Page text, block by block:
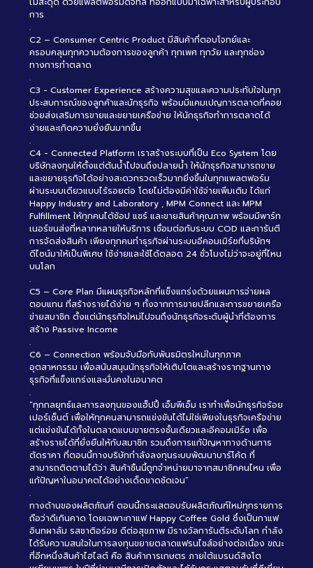
การ
.
C2 – Consumer Centric Product มีสินค้าที่ตอบโจทย์และ
ครอบคลุมทุกความต้องการของลูกค้า ทุกเพศ ทุกวัย และทุกช่อง
ทางการทำตลาด
.
C3 - Customer Experience สร้างความสุขและความประทับใจในทุก
ประสบการณ์ของลูกค้าและนักธุรกิจ พร้อมมีแคมเปญการตลาดที่คอย
ช่วยส่งเสริมการขายและขยายเครือข่าย ให้นักธุรกิจทำการตลาดได้
ง่ายและเกิดความยั่งยืนมากขึ้น
.
C4 - Connected Platform เราสร้างระบบที่เป็น Eco System โดย
บริษัทลงทุนให้ตั้งแต่ต้นน้ำไปจนถึงปลายน้ำ ให้นักธุรกิจสามารถขาย
และขยายธุรกิจได้อย่างสะดวกรวดเร็วมากยิ่งขึ้นในทุกแพลตฟอร์ม
ผ่านระบบเดียวแบบไร้รอยต่อ โดยไม่ต้องมีค่าใช้จ่ายเพิ่มเติม ได้แก่
Happy Industry and Laboratory , MPM Connect และ MPM
Fulfillment ให้ทุกคนได้ช้อป แชร์ และขายสินค้าคุณภาพ พร้อมมีพาร์ท
เนอร์ขนส่งที่หลากหลายให้บริการ เชื่อมต่อกับระบบ COD และการันตี
การจัดส่งสินค้า เพียงทุกคนทำธุรกิจผ่านระบบอีคอมเมิร์ซที่บริษัทฯ
ดีไซน์มาให้เป็นพิเศษ ใช้ง่ายและใช้ได้ตลอด 24 ชั่วโมงไม่ว่าจะอยู่ที่ไหน
บนโลก
.
C5 – Core Plan มีแผนธุรกิจหลักที่แข็งแกร่งด้วยแผนการจ่ายผล
ตอบแทน ที่สร้างรายได้ง่าย ๆ ทั้งจากการขายปลีกและการขยายเครือ
ข่ายสมาชิก ตั้งแต่นักธุรกิจใหม่ไปจนถึงนักธุรกิจระดับผู้นำที่ต้องการ
สร้าง Passive Income
.
C6 – Connection พร้อมจับมือกับพันธมิตรใหม่ในทุกภาค
อุตสาหกรรม เพื่อสนับสนุนนักธุรกิจให้เติบโตและสร้างรากฐานทาง
ธุรกิจที่แข็งแกร่งและมั่นคงในอนาคต
.
“ทุกกลยุทธ์และการลงทุนของแฮ็ปปี้ เอ็มพีเอ็ม เราทำเพื่อนักธุรกิจร้อย
เปอร์เซ็นต์ เพื่อให้ทุกคนสามารถแข่งขันได้ไม่ใช่เพียงในธุรกิจเครือข่าย
แต่แข่งขันได้ทั้งในตลาดแบบขายตรงชั้นเดียวและอีคอมเมิร์ซ เพื่อ
สร้างรายได้ที่ยั่งยืนให้กับสมาชิก รวมถึงการแก้ปัญหาทางด้านการ
ตัดราคา ที่ตอนนี้ทางบริษัทกำลังลงทุนระบบพัฒนาบาร์โค้ด ที่
สามารถติดตามได้ว่า สินค้าชิ้นนี้ถูกจำหน่ายมาจากสมาชิกคนไหน เพื่อ
แก้ปัญหาในอนาคตได้อย่างเด็ดขาดชัดเจน”
.
ทางด้านของผลิตภัณฑ์ ตอนนี้กระแสตอบรับผลิตภัณฑ์ใหม่ทุกรายการ
ถือว่าดีเกินคาด โดยเฉพาะกาแฟ Happy Coffee Gold ซึ่งเป็นกาแฟ
อินทผาลัม รสชาติอร่อย ดีต่อสุขภาพ มีรางวัลการันตีระดับโลก กำลัง
ได้รับความสนใจในการลงทุนขยายตลาดแฟรนไชส์อย่างต่อเนื่อง ขณะ
ที่อีกหนึ่งสินค้าไฮไลต์ คือ สินค้าการเกษตร ภายใต้แบรนด์สิงโต